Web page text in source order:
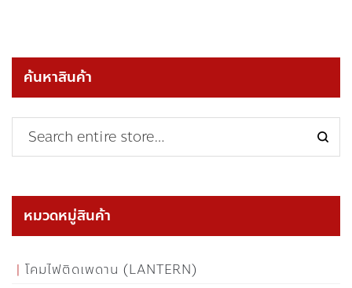
ค้นหาสินค้า
หมวดหมู่สินค้า
โคมไฟติดเพดาน (LANTERN)